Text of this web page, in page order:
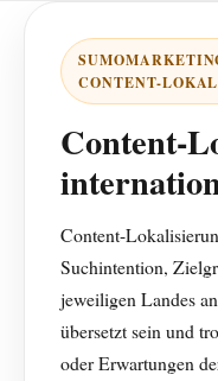
CONTENT-
Content-
Content-
Suchintention,
jeweiligen Landes
übersetzt sein und
oder Erwartungen